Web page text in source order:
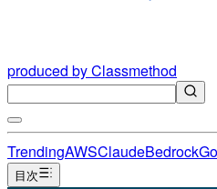
produced by Classmethod
TrendingAWSClaudeBedrock
目次